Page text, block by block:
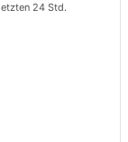
24 Std.